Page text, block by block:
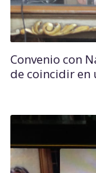
Convenio con
de coincidir en